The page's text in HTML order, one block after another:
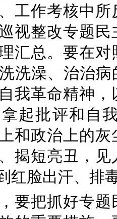
工作考核中
视整改专题
汇总。要在
洗澡、治治
我革命精神
起批评和自
和政治上的
揭短亮丑，
红脸出汗、排
把抓好专题